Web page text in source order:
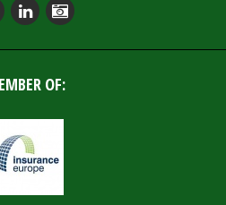
OF: